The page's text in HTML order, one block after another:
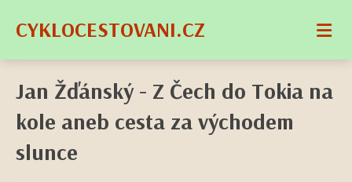
CYKLOCESTOVANI.CZ
Jan Žďánský - Z Čech do Tokia na
kole aneb cesta za východem
slunce